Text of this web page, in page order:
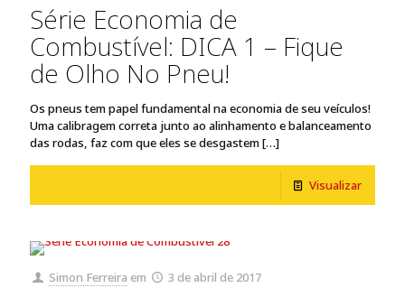
Série Economia de
Combustível: DICA 1 – Fique
de Olho No Pneu!
Os pneus tem papel fundamental na economia de seu veículos!
Uma calibragem correta junto ao alinhamento e balanceamento
das rodas, faz com que eles se desgastem[…]
Visualizar
Simon Ferreira em 3 de abril de 2017